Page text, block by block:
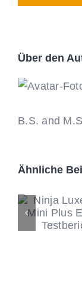
Über den
B.S. and
Ähnliche